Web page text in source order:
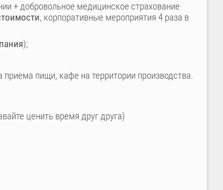
+ добровольное медицинское страхование
, корпоративные мероприятия 4 раза в
);
пищи, кафе на территории производства.
ценить время друг друга)